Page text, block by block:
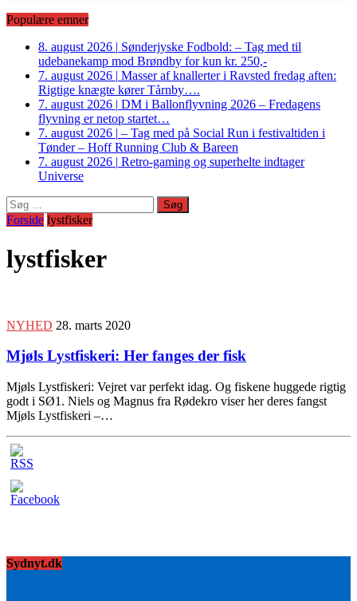
Populære emner
8. august 2026 | Sønderjyske Fodbold: – Tag med til
udebanekamp mod Brøndby for kun kr. 250,-
7. august 2026 | Masser af knallerter i Ravsted fredag aften:
Rigtige knægte kører Tårnby….
7. august 2026 | DM i Ballonflyvning 2026 – Fredagens
flyvning er netop startet…
7. august 2026 | – Tag med på Social Run i festivaltiden i
Tønder – Hoff Running Club & Bareen
7. august 2026 | Retro-gaming og superhelte indtager
Universe
Søg
efter:
Forside lystfisker
lystfisker
NYHED 28. marts 2020
Mjøls Lystfiskeri: Her fanges der fisk
Mjøls Lystfiskeri: Vejret var perfekt idag. Og fiskene huggede rigtig
godt i SØ1. Niels og Magnus fra Rødekro viser her deres fangst
Mjøls Lystfiskeri –…
Sydnyt.dk